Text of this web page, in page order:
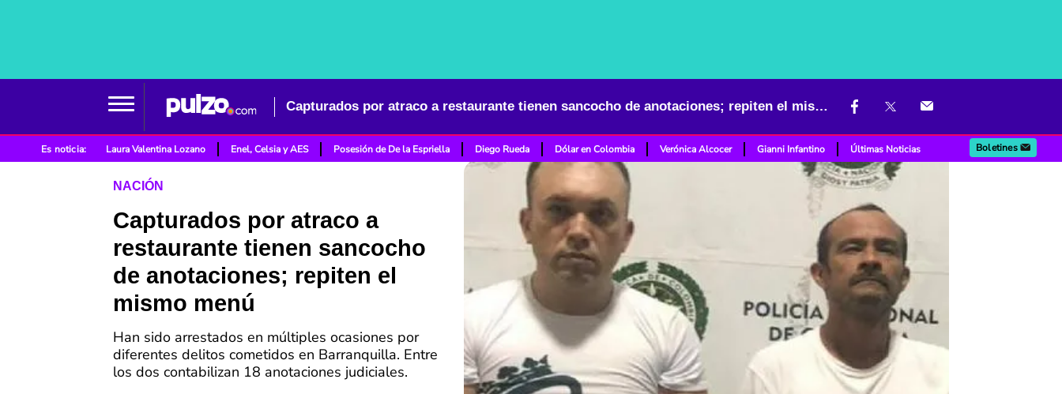
Capturados por atraco a restaurante tienen sancocho de anotaciones; repiten el mismo menú
Es noticia: Laura Valentina Lozano Enel, Celsia y AES Posesión de De la Espriella Diego Rueda Dólar en Colombia Verónica Alcocer Gianni Infantino Últimas Noticias Boletines
NACIÓN
Capturados por atraco a
restaurante tienen sancocho
de anotaciones; repiten el
mismo menú
Han sido arrestados en múltiples ocasiones por
diferentes delitos cometidos en Barranquilla. Entre
los dos contabilizan 18 anotaciones judiciales.